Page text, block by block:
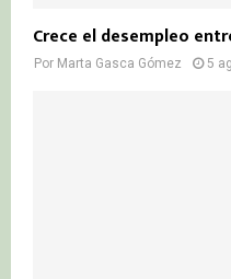
Crece el desempleo
Por Marta Gasca Gómez 5